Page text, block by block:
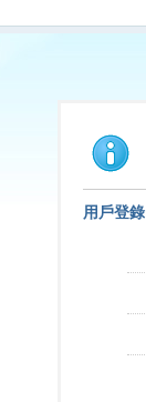
用戶登錄